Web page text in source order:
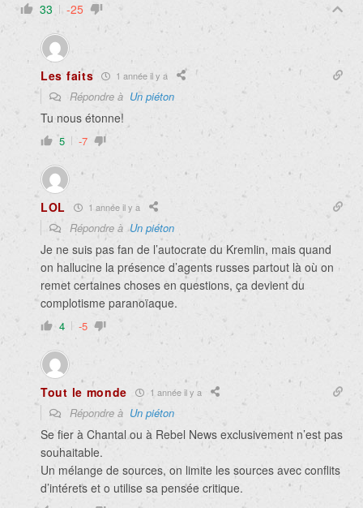
33 -25
Les faits 1 année il y a
Répondre à Un piéton
Tu nous étonne!
5 -7
LOL 1 année il y a
Répondre àUn piéton
Je ne suis pas fan de l’autocrate du Kremlin, mais quand
on hallucine la présence d’agents russes partout là où on
remet certaines choses en questions, ça devient du
complotisme paranoïaque.
4 -5
Tout le monde 1 année il y a
Répondre à Un piéton
Se fier à Chantal ou à Rebel News exclusivement n’est pas
souhaitable.
Un mélange de sources, on limite les sources avec conflits
d’intérets et o utilise sa pensée critique.